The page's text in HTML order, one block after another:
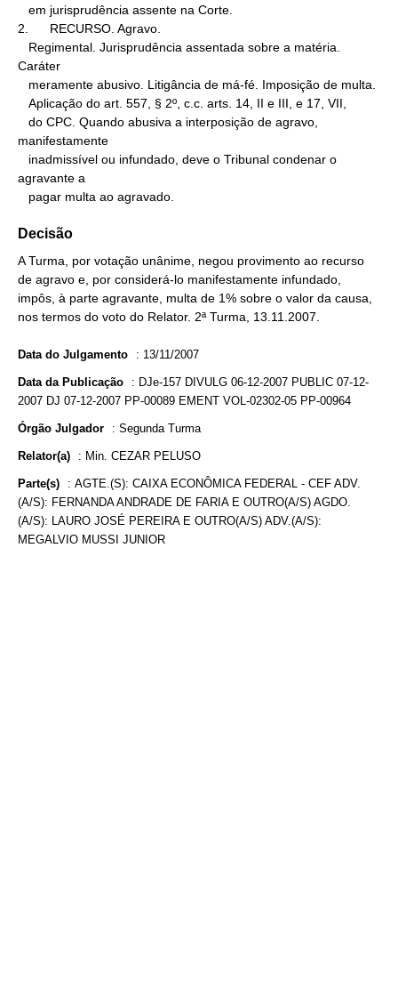
2.      RECURSO. Agravo.
Caráter
manifestamente
agravante a
   pagar multa ao agravado.
Decisão
A Turma, por votação unânime, negou provimento ao recurso
de agravo e, por considerá-lo manifestamente infundado,
impôs, à parte agravante, multa de 1% sobre o valor da causa,
nos termos do voto do Relator. 2ª Turma, 13.11.2007.
Data do Julgamento : 13/11/2007
Data da Publicação : DJe-157 DIVULG 06-12-2007 PUBLIC 07-12-
2007 DJ 07-12-2007 PP-00089 EMENT VOL-02302-05 PP-00964
Órgão Julgador : Segunda Turma
Relator(a) : Min. CEZAR PELUSO
Parte(s) : AGTE.(S): CAIXA ECONÔMICA FEDERAL - CEF ADV.
(A/S): FERNANDA ANDRADE DE FARIA E OUTRO(A/S) AGDO.
(A/S): LAURO JOSÉ PEREIRA E OUTRO(A/S) ADV.(A/S):
MEGALVIO MUSSI JUNIOR